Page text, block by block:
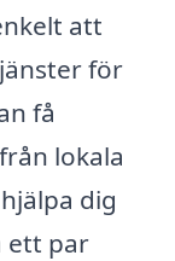
att
för
få
lokala
dig
ett par